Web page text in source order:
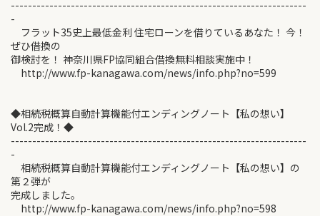
---------------------------------------------------------------------
-
フラット35史上最低金利 住宅ローンを借りているあなた！ 今！
ぜひ借換の
御検討を！ 神奈川県FP協同組合借換無料相談実施中！
http://www.fp-kanagawa.com/news/info.php?no=599
◆相続税概算自動計算機能付エンディングノート【私の想い】
Vol.2完成！◆
---------------------------------------------------------------------
-
相続税概算自動計算機能付エンディングノート【私の想い】の
第２弾が
完成しました。
http://www.fp-kanagawa.com/news/info.php?no=598